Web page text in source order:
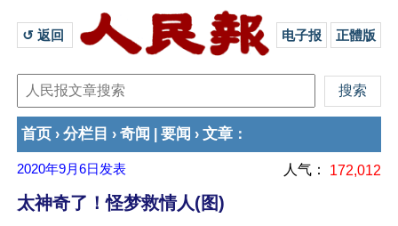
↺ 返回 电子报 正體版
首页 › 分栏目 › 奇闻 要闻 › 文章 ：
2020年9月6日 发表 人气： 172,012
太神奇了！怪梦救情人(图)